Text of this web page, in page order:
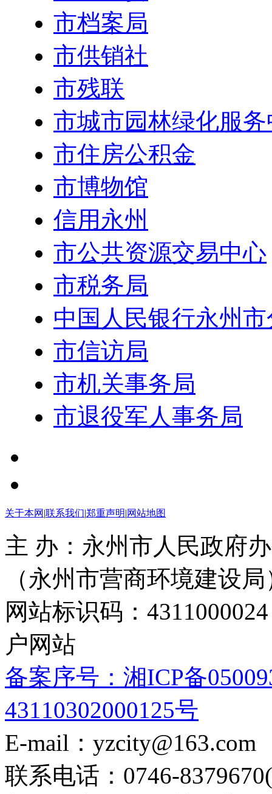
市档案局
市供销社
市残联
市城市园林绿化服
市住房公积金
市博物馆
信用永州
市公共资源交易中心
市税务局
中国人民银行永州
市信访局
市机关事务局
市退役军人事务局
关于本网| 联系我们|郑重声明 网站地图
主 办：永州市人民政府
（永州市营商环境建设局
网站标识码：
户网站
备案序号：湘ICP备
43110302000125号
E-mail：yzcity@163.com